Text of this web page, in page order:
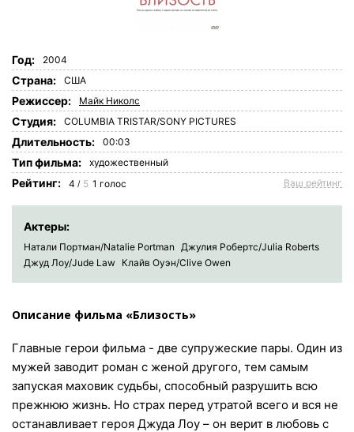
Год: 2004
Страна: США
Режиссер: Майк Николс
Студия: COLUMBIA TRISTAR/SONY PICTURES
Длительность: 00:03
Tип фильма: художественный
Рейтинг: 4 / 5 1 голос Ваш рейтинг
Актеры:
Натали Портман/Natalie Portman Джулия Робертс/Julia Roberts
Джуд Лоу/Jude Law Клайв Оуэн/Clive Owen
Описание фильма «Близость»
Главные герои фильма - две супружеские пары. Один из
мужей заводит роман с женой другого, тем самым
запуская маховик судьбы, способный разрушить всю
прежнюю жизнь. Но страх перед утратой всего и вся не
останавливает героя Джуда Лоу – он верит в любовь с